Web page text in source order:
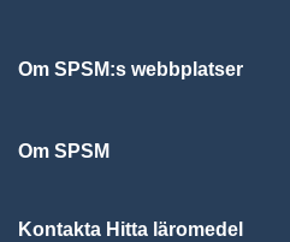
Om SPSM:s webbplatser
Om SPSM
Kontakta Hitta läromedel